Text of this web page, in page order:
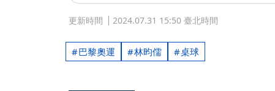
更新時間 2024.07.31 15:50 臺北時間
巴黎奧運 林昀儒 桌球